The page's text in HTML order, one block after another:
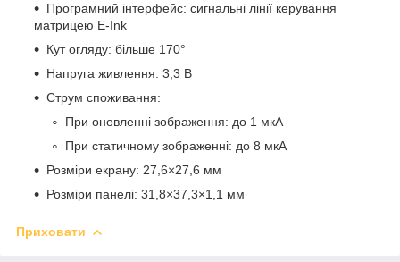
Програмний інтерфейс: сигнальні лінії керування
матрицею E-Ink
Кут огляду: більше 170°
Напруга живлення: 3,3 В
Струм споживання:
При оновленні зображення: до 1 мкА
При статичному зображенні: до 8 мкА
Розміри екрану: 27,6×27,6 мм
Розміри панелі: 31,8×37,3×1,1 мм
Приховати